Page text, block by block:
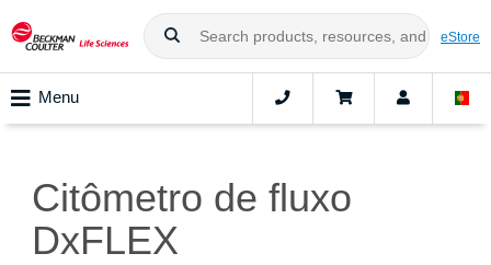
eStore
Menu
Citômetro de fluxo
DxFLEX